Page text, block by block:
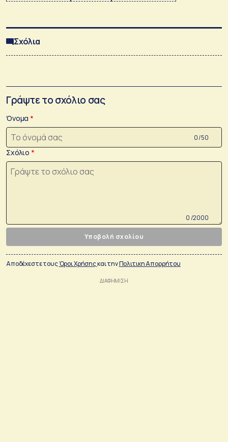
Σχόλια
Γράψτε το σχόλιο σας
Όνομα
0 /50
Σχόλιο
0 /2000
Υποβολή σχολίου
Αποδέχεστε τουςΌροι Χρήσηςκαι τηνΠολιτικη Απορρήτου